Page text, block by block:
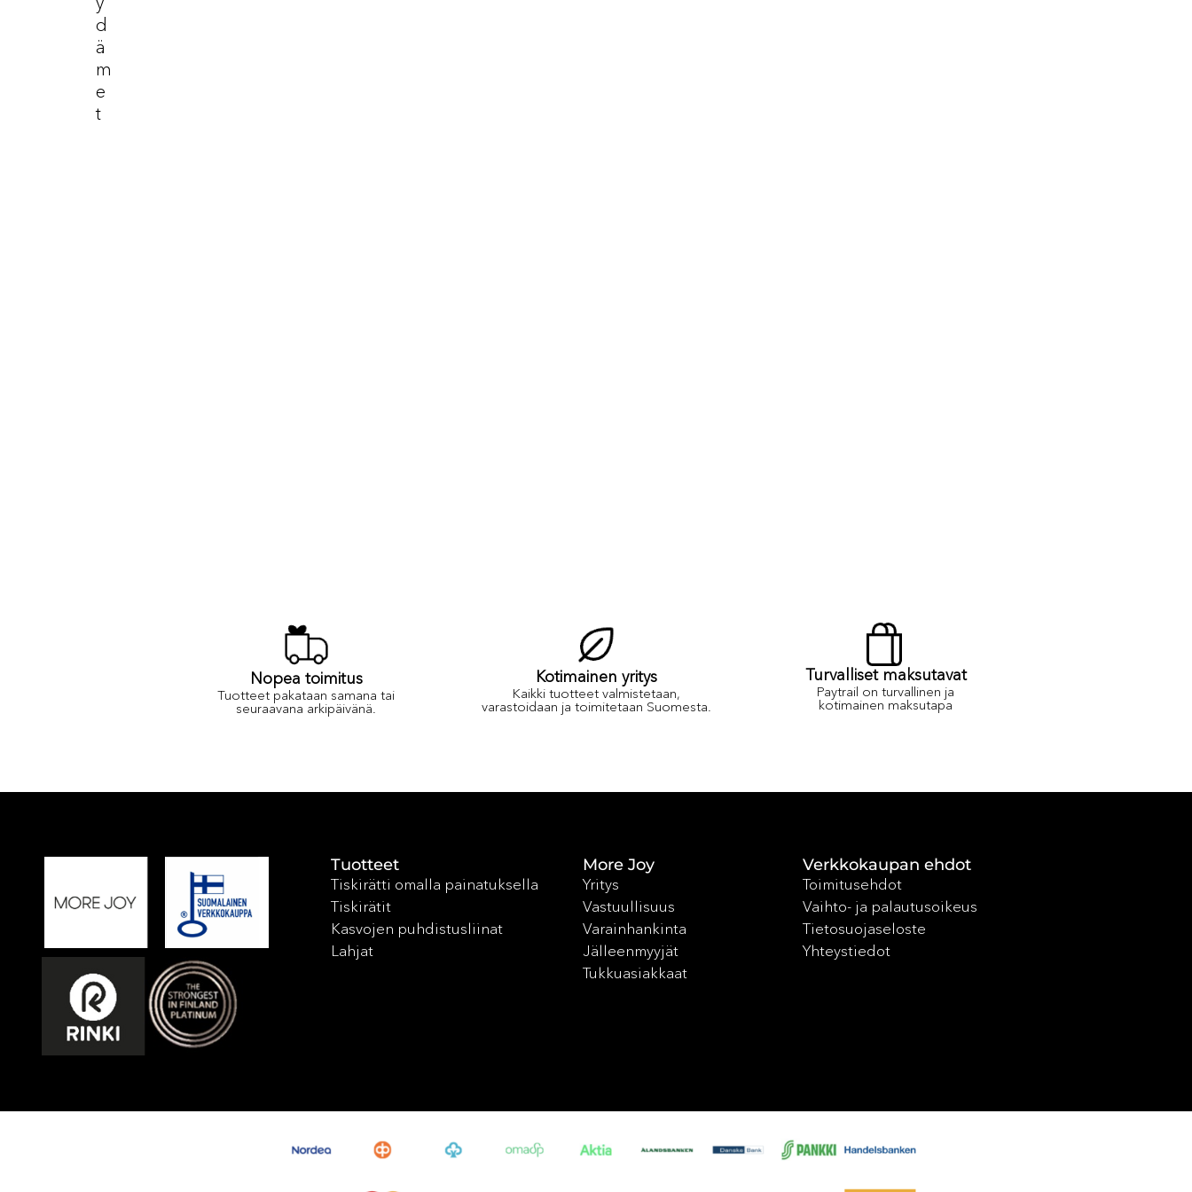
D
Ä
M
E
T
Nopea toimitus
Tuotteet pakataan samana tai
seuraavana arkipäivänä.
Kotimainen yritys
Kaikki tuotteet valmistetaan,
varastoidaan ja toimitetaan Suomesta.
Turvalliset maksutavat
Paytrail on turvallinen ja
kotimainen maksutapa
Tuotteet
Tiskirätti omalla painatuksella
Tiskirätit
Kasvojen puhdistusliinat
Lahjat
More Joy
Yritys
Vastuullisuus
Varainhankinta
Jälleenmyyjät
Tukkuasiakkaat
Verkkokaupan ehdot
Toimitusehdot
Vaihto- ja palautusoikeus
Tietosuojaseloste
Yhteystiedot